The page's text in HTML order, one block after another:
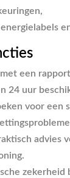
met een
24 uur
voor een
advies
zekerheid